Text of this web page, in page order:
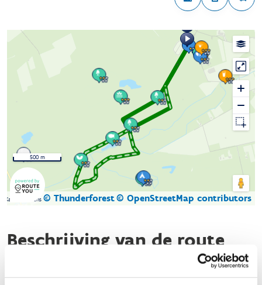
Kaartgegevens © Thunderforest© OpenStreetMap contributors
500 m
Beschrijving van de route
brengt je langs een gevarieerd